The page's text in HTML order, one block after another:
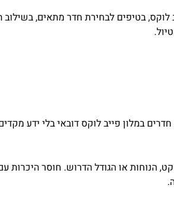
לוקס, בטיפים לבחירת חדר מתאים,
במלון פייב לוקס דובאי בלי ידע
הנוחות או הגודל הדרוש. חוסר היכרות